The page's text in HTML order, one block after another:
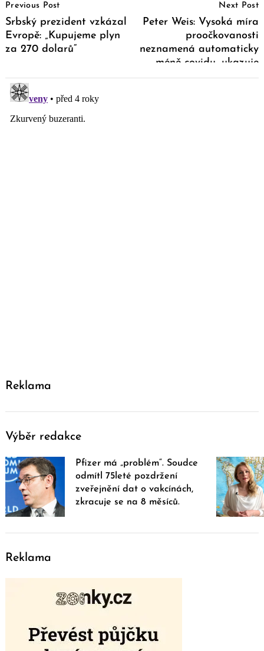
Navigation
Previous Post
Srbský prezident vzkázal
Evropě: „Kupujeme plyn
za 270 dolarů“
Next Post
Peter Weis: Vysoká míra
proočkovanosti
neznamená automaticky
méně covidu, ukazuje
výzkum
Reklama
Výběr redakce
Pfizer má „problém“. Soudce
odmítl 75leté pozdržení
zveřejnění dat o vakcínách,
zkracuje se na 8 měsíců.
Reklama